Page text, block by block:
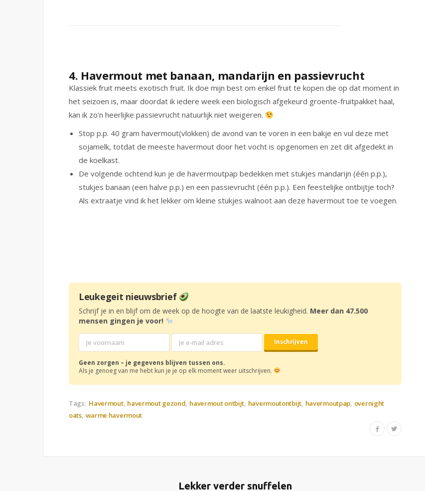
4. Havermout met banaan, mandarijn en passievrucht
Klassiek fruit meets exotisch fruit. Ik doe mijn best om enkel fruit te kopen die op dat moment in
het seizoen is, maar doordat ik iedere week een biologisch afgekeurd groente-fruitpakket haal,
kan ik zo’n heerlijke passievrucht natuurlijk niet weigeren.
Stop p.p. 40 gram havermout(vlokken) de avond van te voren in een bakje en vul deze met
sojamelk, totdat de meeste havermout door het vocht is opgenomen en zet dit afgedekt in
de koelkast.
De volgende ochtend kun je de havermoutpap bedekken met stukjes mandarijn (één p.p.),
stukjes banaan (een halve p.p.) en een passievrucht (één p.p.). Een feestelijke ontbijtje toch?
Als extraatje vind ik het lekker om kleine stukjes walnoot aan deze havermout toe te voegen.
Leukegeit nieuwsbrief
Schrijf je in en blijf om de week op de hoogte van de laatste leukigheid. Meer dan 47.500
mensen gingen je voor!
Geen zorgen – je gegevens blijven tussen ons.
Als je genoeg van me hebt kun je je op elk moment weer uitschrijven.
Tags: Havermout havermout gezond havermout ontbijt havermoutontbijt havermoutpap overnight
oats warme havermout
Lekker verder snuffelen